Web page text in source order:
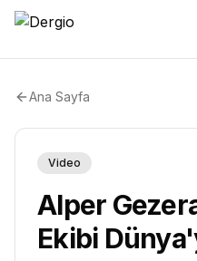
Ana Sayfa
Video
Alper
Ekibi